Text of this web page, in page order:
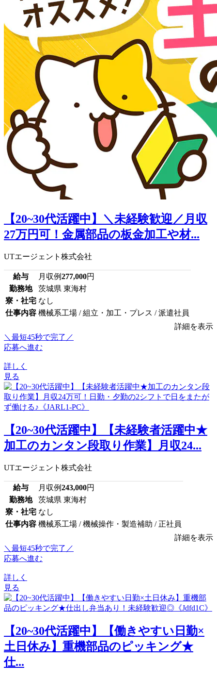
【20~30代活躍中】＼未経験歓迎／月収
27万円可！金属部品の板金加工や材...
UTエージェント株式会社
給与 月収例277,000円
勤務地
茨城県 東海村
寮・社宅 なし
仕事内容 機械系工場 / 組立・加工・プレス / 派遣社員
詳細を表示
＼最短45秒で完了／
応募へ進む
詳しく
見る
【20~30代活躍中】【未経験者活躍中★
加工のカンタン段取り作業】月収24...
UTエージェント株式会社
給与 月収例243,000円
勤務地
茨城県 東海村
寮・社宅 なし
仕事内容 機械系工場 / 機械操作・製造補助 / 正社員
詳細を表示
＼最短45秒で完了／
応募へ進む
詳しく
見る
【20~30代活躍中】【働きやすい日勤×
土日休み】重機部品のピッキング★
仕...